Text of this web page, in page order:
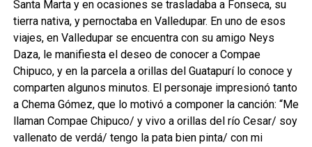
Santa Marta y en ocasiones se trasladaba a Fonseca, su
tierra nativa, y pernoctaba en Valledupar. En uno de esos
viajes, en Valledupar se encuentra con su amigo Neys
Daza, le manifiesta el deseo de conocer a Compae
Chipuco, y en la parcela a orillas del Guatapurí lo conoce y
comparten algunos minutos. El personaje impresionó tanto
a Chema Gómez, que lo motivó a componer la canción: “Me
llaman Compae Chipuco/ y vivo a orillas del río Cesar/ soy
vallenato de verdá/ tengo la pata bien pinta/ con mi